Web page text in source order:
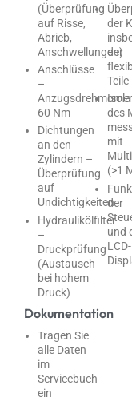
(Überprüfung
auf Risse,
Abrieb,
Anschwellungen)
Anschlüsse
–
60 Nm
Dichtungen
an den
Zylindern –
Überprüfung
auf
Undichtigkeiten
Hydraulikölfilter
–
Druckprüfung
(Austausch
bei hohem
Druck)
der
der
Teile
des
mit
(>1
der
und
LCD-
Dokumentation
Tragen Sie
alle Daten
im
Servicebuch
ein